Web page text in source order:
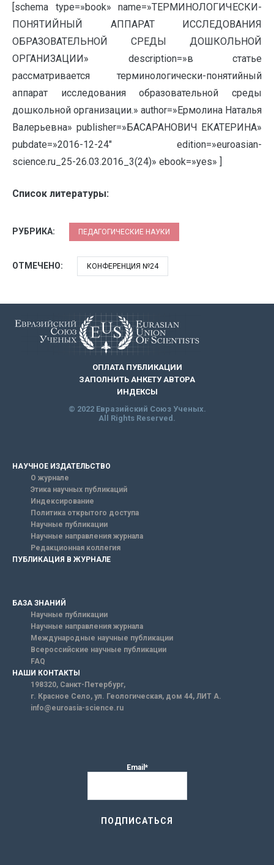
[schema type=»book» name=»ТЕРМИНОЛОГИЧЕСКИ-
ПОНЯТИЙНЫЙ АППАРАТ ИССЛЕДОВАНИЯ
ОБРАЗОВАТЕЛЬНОЙ СРЕДЫ ДОШКОЛЬНОЙ
ОРГАНИЗАЦИИ» description=»в статье
рассматривается терминологически-понятийный
аппарат исследования образовательной среды
дошкольной организации.» author=»Ермолина Наталья
Валерьевна» publisher=»БАСАРАНОВИЧ ЕКАТЕРИНА»
pubdate=»2016-12-24″ edition=»euroasian-
science.ru_25-26.03.2016_3(24)» ebook=»yes» ]
Список литературы:
РУБРИКА: ПЕДАГОГИЧЕСКИЕ НАУКИ
ОТМЕЧЕНО: КОНФЕРЕНЦИЯ №24
ОПЛАТА ПУБЛИКАЦИИ
ЗАПОЛНИТЬ АНКЕТУ АВТОРА
ИНДЕКСЫ
© 2022 Евразийский Союз Ученых.
All Rights Reserved.
НАУЧНОЕ ИЗДАТЕЛЬСТВО
О журнале
Этика научных публикаций
Индексирование
Политика открытого доступа
Научные публикации
Научные направления журнала
Редакционная коллегия
ПУБЛИКАЦИЯ В ЖУРНАЛЕ
БАЗА ЗНАНИЙ
Научные публикации
Научные направления журнала
Международные научные публикации
Всероссийские научные публикации
FAQ
НАШИ КОНТАКТЫ
198320, Санкт-Петербург,
г. Красное Село, ул. Геологическая, дом 44, ЛИТ А.
info@euroasia-science.ru
Email*